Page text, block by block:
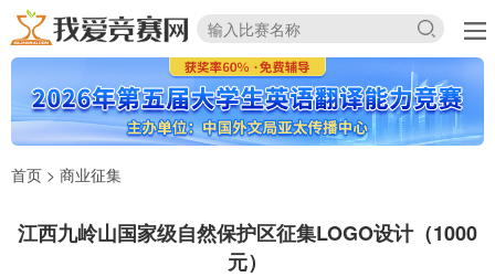
首页 > 商业征集
江西九岭山国家级自然保护区征集LOGO设计（1000
元）